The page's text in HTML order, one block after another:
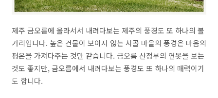
제주 금오름에 올라서서 내려다보는 제주의 풍경도 또 하나의 볼
거리입니다. 높은 건물이 보이지 않는 시골 마을의 풍경은 마음의
평온을 가져다주는 것만 같습니다. 금오름 산정부의 연못을 보는
것도 좋지만, 금오름에서 내려다보는 풍경도 또 하나의 매력이기
도 합니다.